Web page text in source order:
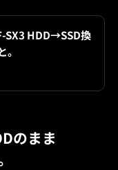
SX3 HDD→SSD換
のまま